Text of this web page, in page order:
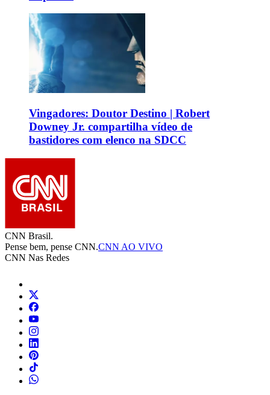
Vingadores: Doutor Destino | Robert
Downey Jr. compartilha vídeo de
bastidores com elenco na SDCC
CNN Brasil.
Pense bem, pense CNN.CNN AO VIVO
CNN Nas Redes